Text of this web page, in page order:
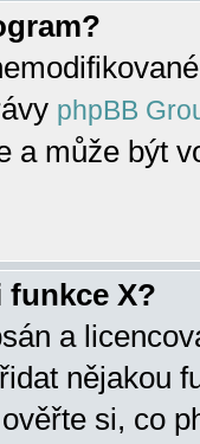
phpBB
a může být
funkce X?
a
nějakou
si, co